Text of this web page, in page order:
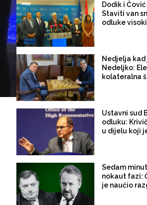
Dodik i
Staviti van
odluke
Nedjelja
Nedeljko:
kolateralna
Ustavni sud
odluku:
u dijelu koji
snositi
odgovornost
Sedam
nokaut fazi:
je naučio